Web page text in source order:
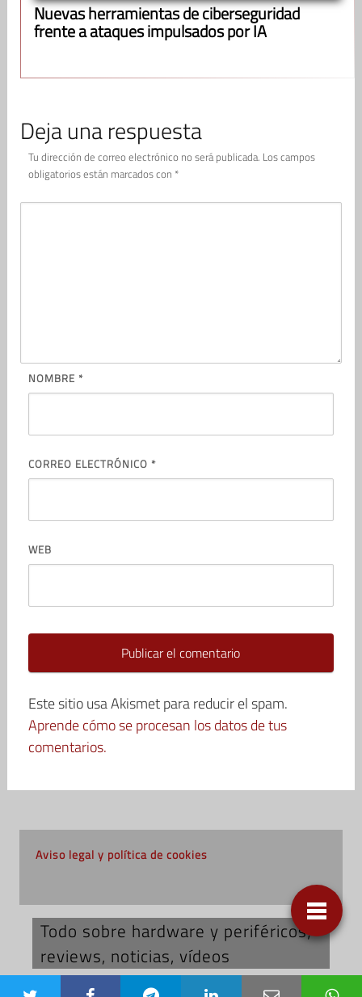
Nuevas herramientas de ciberseguridad
frente a ataques impulsados por IA
Deja una respuesta
Tu dirección de correo electrónico no será publicada. Los campos
obligatorios están marcados con *
NOMBRE *
CORREO ELECTRÓNICO *
WEB
Este sitio usa Akismet para reducir el spam.
Aprende cómo se procesan los datos de tus
comentarios.
Aviso legal y política de cookies
Todo sobre hardware y periféricos;
reviews, noticias, vídeos